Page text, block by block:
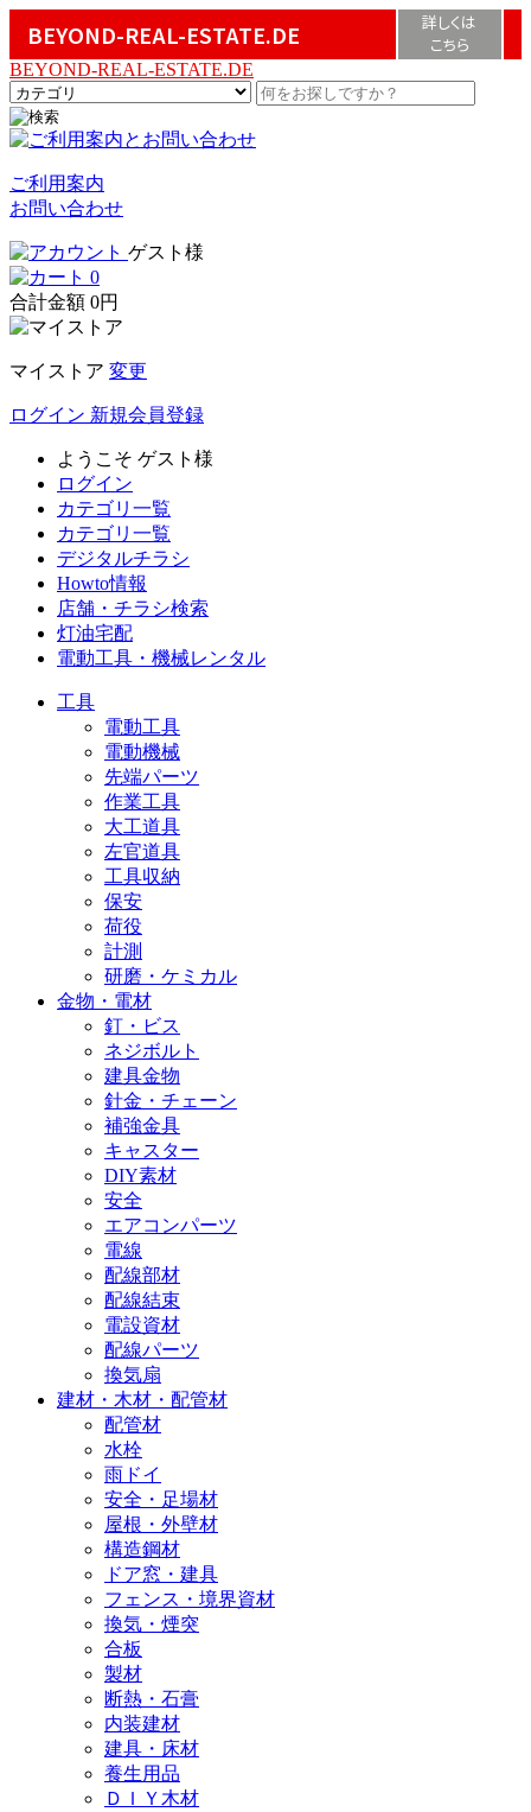
BEYOND-REAL-ESTATE.DE
詳しくは
こちら
BEYOND-REAL-ESTATE.DE
ご利用案内
お問い合わせ
ゲスト様
0
合計金額 0円
マイストア 変更
ログイン 新規会員登録
ようこそ ゲスト様
ログイン
カテゴリ一覧
カテゴリ一覧
デジタルチラシ
Howto情報
店舗・チラシ検索
灯油宅配
電動工具・機械レンタル
工具
電動工具
電動機械
先端パーツ
作業工具
大工道具
左官道具
工具収納
保安
荷役
計測
研磨・ケミカル
金物・電材
釘・ビス
ネジボルト
建具金物
針金・チェーン
補強金具
キャスター
DIY素材
安全
エアコンパーツ
電線
配線部材
配線結束
電設資材
配線パーツ
換気扇
建材・木材・配管材
配管材
水栓
雨ドイ
安全・足場材
屋根・外壁材
構造鋼材
ドア窓・建具
フェンス・境界資材
換気・煙突
合板
製材
断熱・石膏
内装建材
建具・床材
養生用品
ＤＩＹ木材